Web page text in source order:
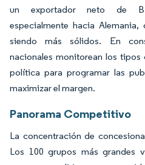
un exportador neto de
especialmente hacia
siendo más sólidos. En
nacionales monitorean los
política para programar las
maximizar el margen.
Panorama Competitivo
La concentración de
Los 100 grupos más grandes